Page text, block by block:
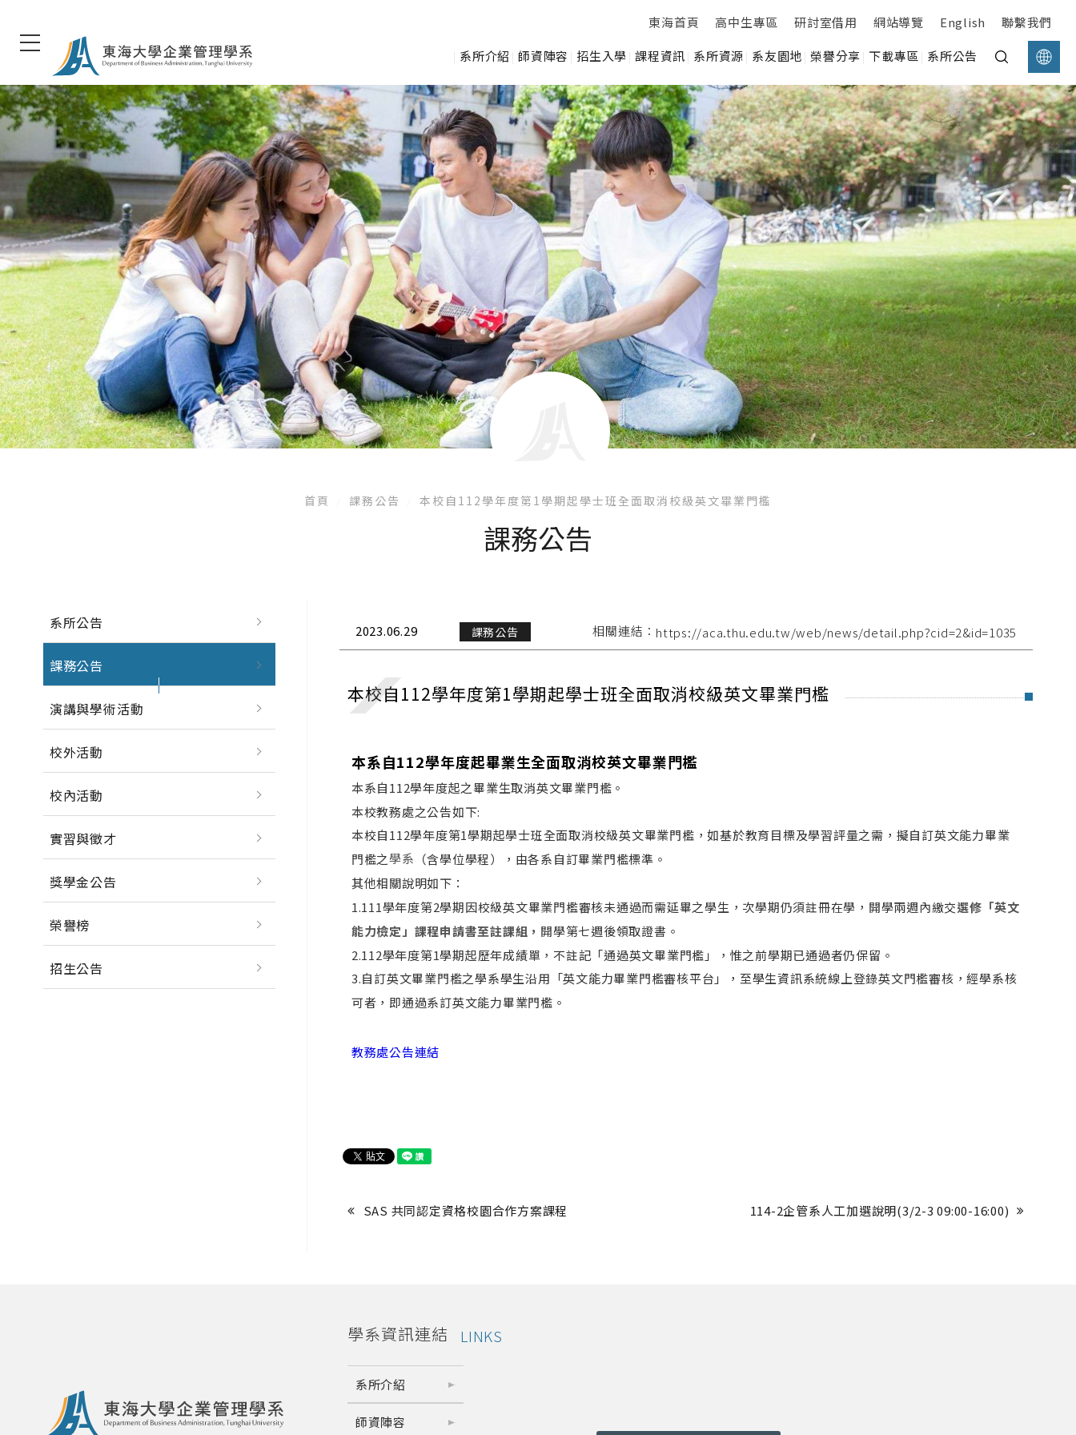
東海首頁 高中生專區 研討室借用 網站導覽 English
聯繫我們
系所介紹 師資陣容 招生入學 課程資訊 系所資源 系友園地 榮譽分享 下載專區 系所公告
首頁 課務公告 本校自112學年度第1學期起學士班全面取消校級英文畢業門檻
課務公告
系所公告
課務公告
演講與學術活動
校外活動
校內活動
實習與徵才
獎學金公告
榮譽榜
招生公告
2023.06.29 課務公告 相關連結： https://aca.thu.edu.tw/web/news/detail.php?cid=2&id=1035
本校自112學年度第1學期起學士班全面取消校級英文畢業門檻
本系自112學年度起畢業生全面取消校英文畢業門檻
本系自112學年度起之畢業生取消英文畢業門檻。
本校教務處之公告如下:
本校自112學年度第1學期起學士班全面取消校級英文畢業門檻，如基於教育目標及學習評量之需 ， 擬自訂英文能力畢業
門檻之學系 （含學位學程）
，由各系自訂畢業門檻標準。
其他相關說明如下：
1.111學年度第2學期因校級英文畢業門檻審核未通過而需延畢之學生，次學期仍須註冊在學，開學兩週內繳交選修「英文
能力檢定」課程申請書至註課組， 開學第七週後領取證書 。
2.112學年度第1學期起歷年成績單，不註記「通過英文畢業門檻」，惟之前學期已通過者仍保留。
3.自訂英文畢業門檻之學系學生沿用「英文能力畢業門檻審核平台」，至學生資訊系統線上登錄英文門檻審核，經學系核
可者，即通過系訂英文能力畢業門檻。
教務處公告連結
SAS 共同認定資格校園合作方案課程 114-2企管系人工加選說明(3/2-3 09:00-16:00)
學系資訊連結 LINKS
系所介紹
師資陣容